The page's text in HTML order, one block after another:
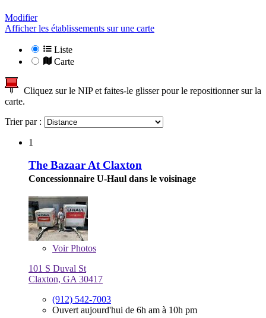
Modifier
Afficher les établissements sur une carte
Liste
Carte
Cliquez sur le NIP et faites-le glisser pour le repositionner sur la
carte.
Trier par :
1
The Bazaar At Claxton
Concessionnaire U-Haul dans le voisinage
VoirPhotos
101 S Duval St
Claxton, GA 30417
(912) 542-7003
Ouvert aujourd'hui de 6h am à 10h pm